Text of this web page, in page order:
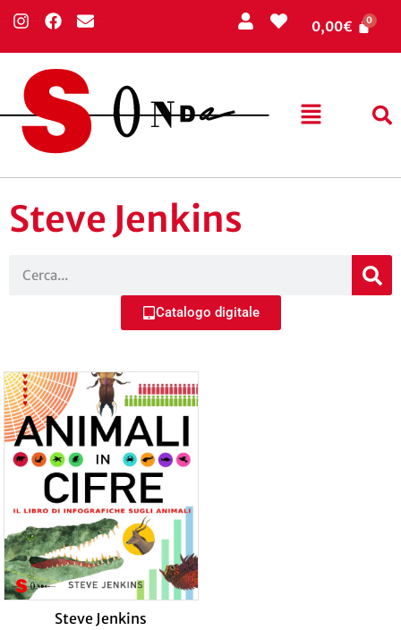
0,00€
Steve Jenkins
Catalogo digitale
Steve Jenkins